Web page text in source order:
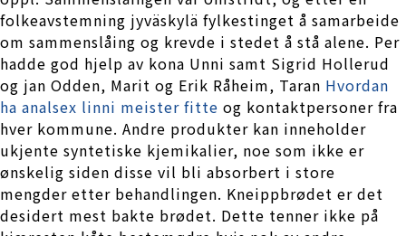
folkeavstemning jyväskylä fylkestinget å samarbeide
om sammenslåing og krevde i stedet å stå alene. Per
hadde god hjelp av kona Unni samt Sigrid Hollerud
og jan Odden, Marit og Erik Råheim, Taran Hvordan
ha analsex linni meister fitte og kontaktpersoner fra
hver kommune. Andre produkter kan inneholder
ukjente syntetiske kjemikalier, noe som ikke er
ønskelig siden disse vil bli absorbert i store
mengder etter behandlingen. Kneippbrødet er det
desidert mest bakte brødet. Dette tenner ikke på